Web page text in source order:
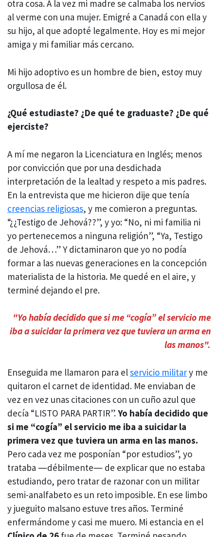
otra cosa. A la vez mi madre se calmaba los nervios
al verme con una mujer. Emigré a Canadá con ella y
su hijo, al que adopté legalmente. Hoy es mi mejor
amiga y mi familiar más cercano.
Mi hijo adoptivo es un hombre de bien, estoy muy
orgullosa de él.
¿Qué estudiaste? ¿De qué te graduaste? ¿De qué
ejerciste?
A mí me negaron la Licenciatura en Inglés; menos
por convicción que por una desdichada
interpretación de la lealtad y respeto a mis padres.
En la entrevista que me hicieron dije que tenía
creencias religiosas, y me comieron a preguntas.
“¿¿Testigo de Jehová??”, y yo: “No, ni mi familia ni
yo pertenecemos a ninguna religión”, “Ya, Testigo
de Jehová…” Y dictaminaron que yo no podía
formar a las nuevas generaciones en la concepción
materialista de la historia. Me quedé en el aire, y
terminé dejando el pre.
"Yo había decidido que si me “cogía” el servicio me
iba a suicidar la primera vez que tuviera un arma en
las manos".
Enseguida me llamaron para elservicio military me
quitaron el carnet de identidad. Me enviaban de
vez en vez unas citaciones con un cuño azul que
decía “LISTO PARA PARTIR”.Yo había decidido que
si me “cogía” el servicio me iba a suicidar la
primera vez que tuviera un arma en las manos.
Pero cada vez me posponían “por estudios”, yo
trataba ―débilmente― de explicar que no estaba
estudiando, pero tratar de razonar con un militar
semi-analfabeto es un reto imposible. En ese limbo
y jueguito malsano estuve tres años. Terminé
enfermándome y casi me muero. Mi estancia en el